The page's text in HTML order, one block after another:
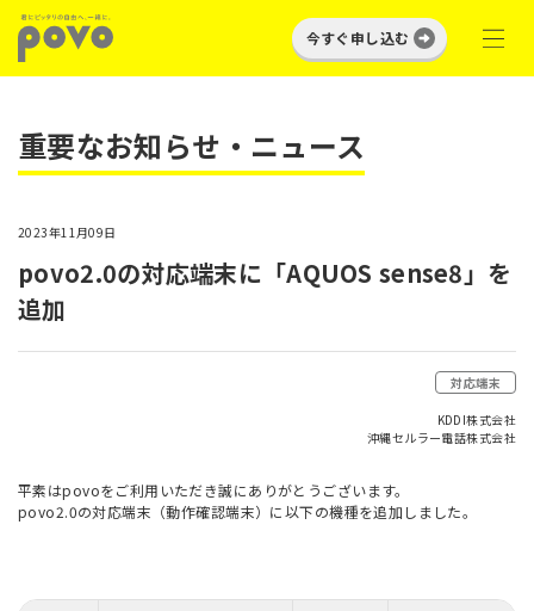
今すぐ申し込む
重要なお知らせ・ニュース
2023年11月09日
povo2.0の対応端末に「AQUOS sense8」を
追加
対応端末
KDDI株式会社
沖縄セルラー電話株式会社
平素はpovoをご利用いただき誠にありがとうございます。
povo2.0の対応端末（動作確認端末）に以下の機種を追加しました。